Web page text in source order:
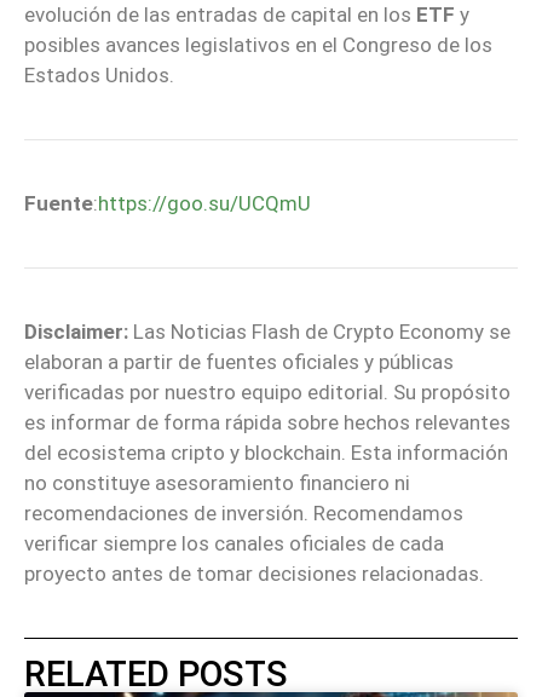
evolución de las entradas de capital en los ETF y
posibles avances legislativos en el Congreso de los
Estados Unidos.
Fuente:https://goo.su/UCQmU
Disclaimer: Las Noticias Flash de Crypto Economy se
elaboran a partir de fuentes oficiales y públicas
verificadas por nuestro equipo editorial. Su propósito
es informar de forma rápida sobre hechos relevantes
del ecosistema cripto y blockchain. Esta información
no constituye asesoramiento financiero ni
recomendaciones de inversión. Recomendamos
verificar siempre los canales oficiales de cada
proyecto antes de tomar decisiones relacionadas.
RELATED POSTS